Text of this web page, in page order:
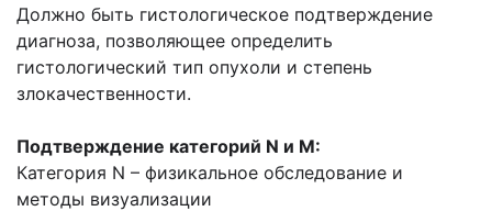
Должно быть гистологическое подтверждение
диагноза, позволяющее определить
гистологический тип опухоли и степень
злокачественности.
Подтверждение категорий N и M:
Категория N – физикальное обследование и
методы визуализации